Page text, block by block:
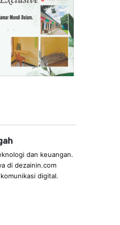
dan keuangan.
di dezainin.com
digital.